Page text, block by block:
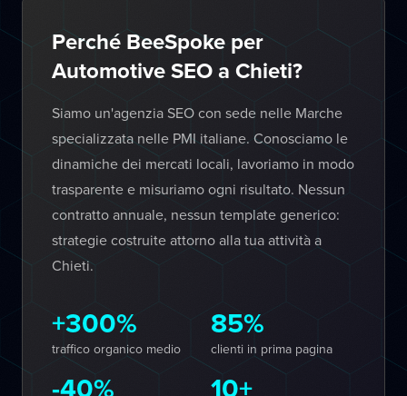
Perché BeeSpoke per
Automotive SEO a Chieti?
Siamo un'agenzia SEO con sede nelle Marche
specializzata nelle PMI italiane. Conosciamo le
dinamiche dei mercati locali, lavoriamo in modo
trasparente e misuriamo ogni risultato. Nessun
contratto annuale, nessun template generico:
strategie costruite attorno alla tua attività a
Chieti.
+300%
traffico organico medio
85%
clienti in prima pagina